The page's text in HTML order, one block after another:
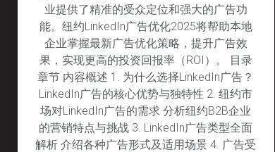
业提供了精准的受众定位和强大的广告功
能。纽约LinkedIn广告优化2025将帮助本地
企业掌握最新广告优化策略，提升广告效
果，实现更高的投资回报率（ROI）。 目录
章节 内容概述 1. 为什么选择LinkedIn广告？
LinkedIn广告的核心优势与独特性 2. 纽约市
场对LinkedIn广告的需求 分析纽约B2B企业
的营销特点与挑战 3. LinkedIn广告类型全面
解析 介绍各种广告形式及适用场景 4. 广告受